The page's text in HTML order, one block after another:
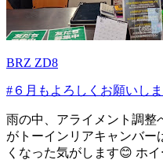
BRZ ZD8
#６月もよろしくお願いし
雨の中、アライメント調整
がトーインリアキャンバー
くなった気がします😊 ホ